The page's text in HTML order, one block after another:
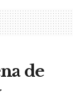
de